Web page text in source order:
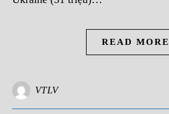
READ MORE
VTLV